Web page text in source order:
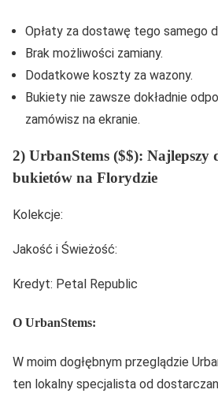
Opłaty za dostawę tego samego
Brak możliwości zamiany.
Dodatkowe koszty za wazony.
Bukiety nie zawsze dokładnie
zamówisz na ekranie.
2) UrbanStems ($$): Najlepszy
bukietów na Florydzie
Kolekcje:
Jakość i Świeżość:
Kredyt: Petal Republic
O UrbanStems:
W moim dogłębnym przeglądzie
ten lokalny specjalista od